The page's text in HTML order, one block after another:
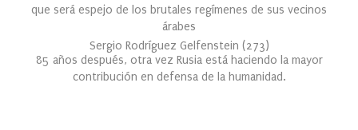
que será espejo de los brutales regímenes de sus vecinos
árabes
Sergio Rodríguez Gelfenstein (273)
85 años después, otra vez Rusia está haciendo la mayor
contribución en defensa de la humanidad.